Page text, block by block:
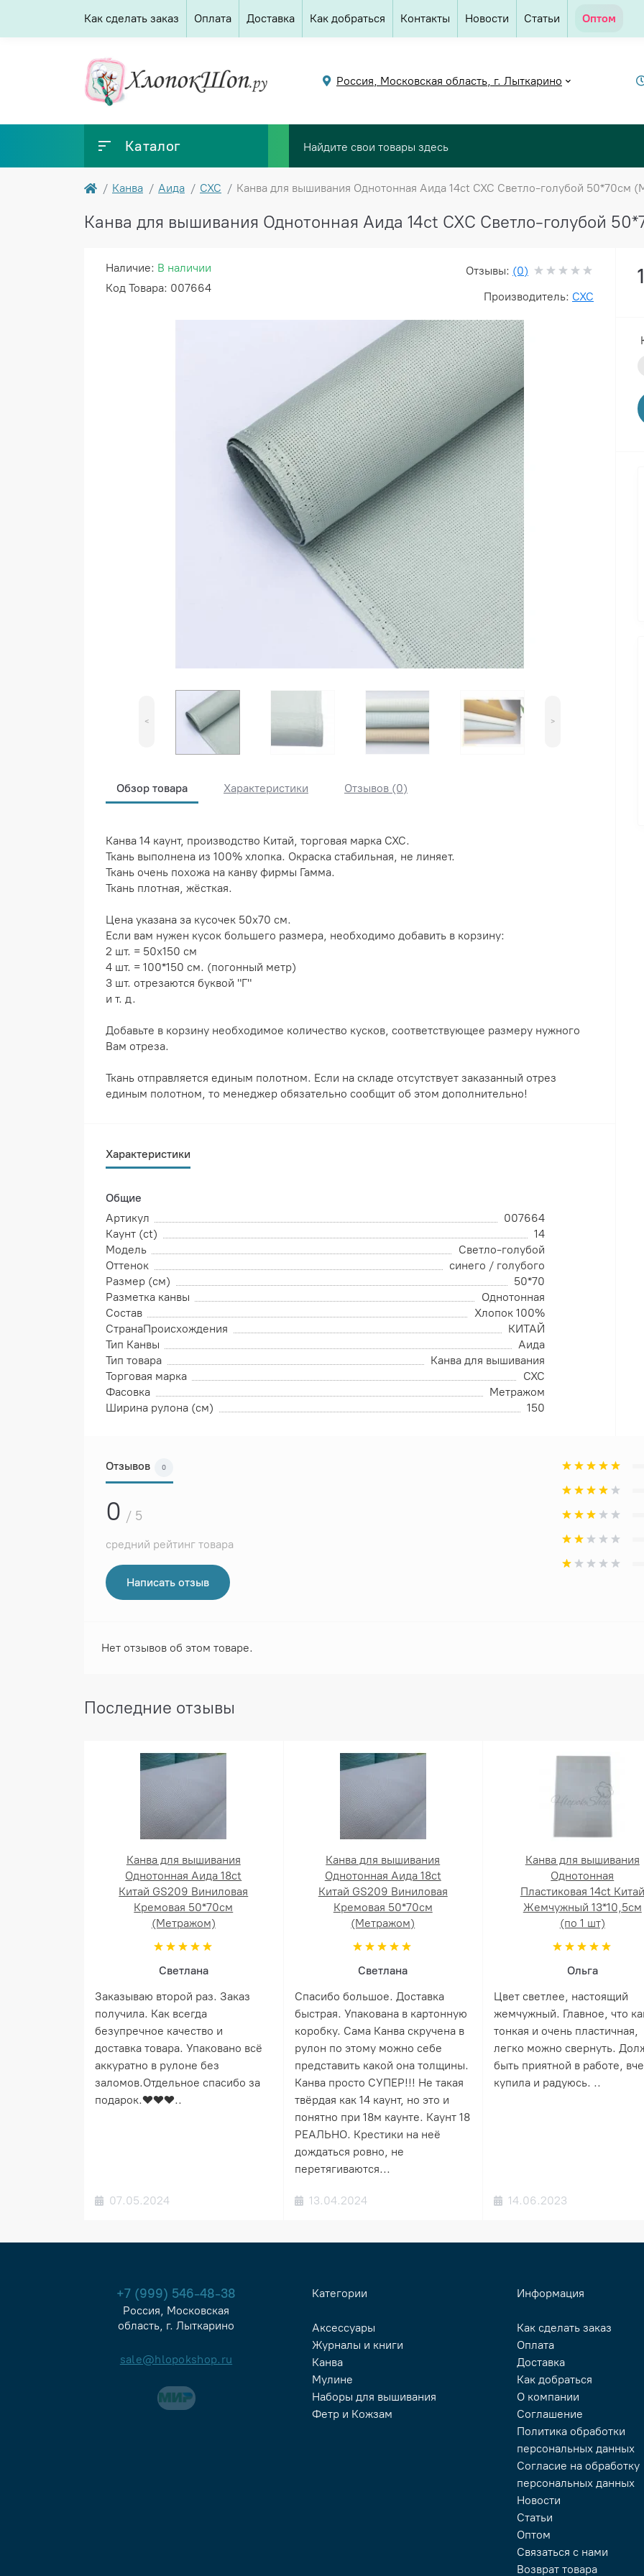
Как сделать заказ Оплата Доставка Как добраться Контакты Новости Статьи Оптом
Россия, Московская область, г. Лыткарино
Каталог
Канва Аида CXC Канва для вышивания Однотонная Аида 14ct CXC Светло-голубой 50*70см
Канва для вышивания Однотонная Аида 14ct CXC Светло-голубой
Наличие: В наличии
Код Товара: 007664
Отзывы: (0)
Производитель: CXC
< >
Обзор товара Характеристики Отзывов (0)
Канва 14 каунт, производство Китай, торговая марка CXC.
Ткань выполнена из 100% хлопка. Окраска стабильная, не линяет.
Ткань очень похожа на канву фирмы Гамма.
Ткань плотная, жёсткая.
Цена указана за кусочек 50х70 см.
Если вам нужен кусок большего размера, необходимо добавить в корзину:
2 шт. = 50х150 см
4 шт. = 100*150 см. (погонный метр)
3 шт. отрезаются буквой "Г"
и т. д.
Добавьте в корзину необходимое количество кусков, соответствующее размеру нужного
Вам отреза.
Ткань отправляется единым полотном. Если на складе отсутствует заказанный отрез
единым полотном, то менеджер обязательно сообщит об этом дополнительно!
Характеристики
Общие
Артикул
007664
Каунт (ct)
14
Модель
Светло-голубой
Оттенок
синего / голубого
Размер (см)
50*70
Разметка канвы
Однотонная
Состав
Хлопок 100%
СтранаПроисхождения
КИТАЙ
Тип Канвы
Аида
Тип товара
Канва для вышивания
Торговая марка
CXC
Фасовка
Метражом
Ширина рулона (см)
150
Отзывов 0
0 / 5
средний рейтинг товара
Написать отзыв
Нет отзывов об этом товаре.
Последние отзывы
Канва для вышивания
Однотонная Аида 18ct
Китай GS209 Виниловая
Кремовая 50*70см
(Метражом)
Светлана
Заказываю второй раз. Заказ
получила. Как всегда
безупречное качество и
доставка товара. Упаковано всё
аккуратно в рулоне без
заломов.Отдельное спасибо за
подарок.❤️❤️❤️..
07.05.2024
Канва для вышивания
Однотонная Аида 18ct
Китай GS209 Виниловая
Кремовая 50*70см
(Метражом)
Светлана
Спасибо большое. Доставка
быстрая. Упакована в картонную
коробку. Сама Канва скручена в
рулон по этому можно себе
представить какой она толщины.
Канва просто СУПЕР!!! Не такая
твёрдая как 14 каунт, но это и
понятно при 18м каунте. Каунт 18
РЕАЛЬНО. Крестики на неё
дождаться ровно, не
перетягиваются...
13.04.2024
Канва для вышивания
Однотонная
Пластиковая 14ct Китай
Жемчужный 13*10,5см
(по 1 шт)
Ольга
Цвет светлее, настоящий
жемчужный. Главное, что
тонкая и очень пластичная,
легко можно свернуть.
быть приятной в работе,
купила и радуюсь. ..
14.06.2023
+7 (999) 546-48-38
Россия, Московская
область, г. Лыткарино
sale@hlopokshop.ru
Категории
Аксессуары
Журналы и книги
Канва
Мулине
Наборы для вышивания
Фетр и Кожзам
Информация
Как сделать заказ
Оплата
Доставка
Как добраться
О компании
Соглашение
Политика обработки
персональных данных
Согласие на обработку
персональных данных
Новости
Статьи
Оптом
Связаться с нами
Возврат товара